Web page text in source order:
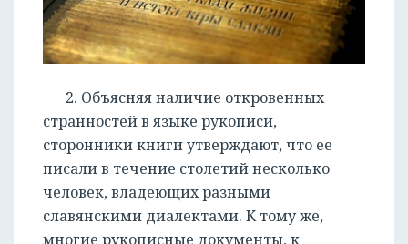
2. Объясняя наличие откровенных
странностей в языке рукописи,
сторонники книги утверждают, что ее
писали в течение столетий несколько
человек, владеющих разными
славянскими диалектами. К тому же,
многие рукописные документы, к